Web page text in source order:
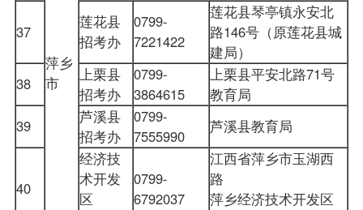
萍乡
市
37
莲花县
招考办
0799-
7221422
莲花县琴亭镇永安北
路146号（原莲花县城
建局）
38
上栗县
招考办
0799-
3864615
上栗县平安北路71号
教育局
39
芦溪县
招考办
0799-
7555990
芦溪县教育局
40
经济技
术开发
区
0799-
6792037
江西省萍乡市玉湖西
路
萍乡经济技术开发区